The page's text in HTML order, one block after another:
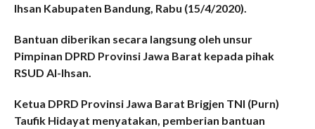
Ihsan Kabupaten Bandung, Rabu (15/4/2020).
Bantuan diberikan secara langsung oleh unsur
Pimpinan DPRD Provinsi Jawa Barat kepada pihak
RSUD Al-Ihsan.
Ketua DPRD Provinsi Jawa Barat Brigjen TNI (Purn)
Taufik Hidayat menyatakan, pemberian bantuan